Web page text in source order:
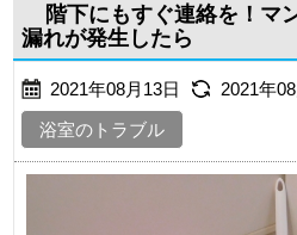
階下にもすぐ連絡を！マ
漏れが発生したら
2021年08月13日
2021年
浴室のトラブル